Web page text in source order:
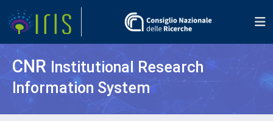
CNR Institutional Research
Information System